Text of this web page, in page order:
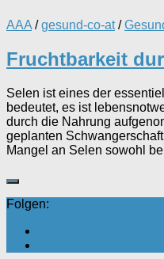
AAA /gesund-co-at/
Fruchtbarkeit
Selen ist eines der
bedeutet, es ist
durch die Nahrung
geplanten
Mangel an Selen sowohl
Folgen: